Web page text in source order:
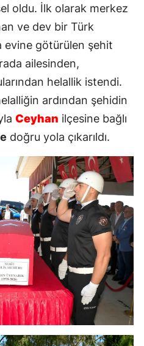
oldu. İlk olarak merkez
ve dev bir Türk
evine götürülen şehit
ailesinden,
helallik istendi.
ardından şehidin
Ceyhan ilçesine bağlı
doğru yola çıkarıldı.